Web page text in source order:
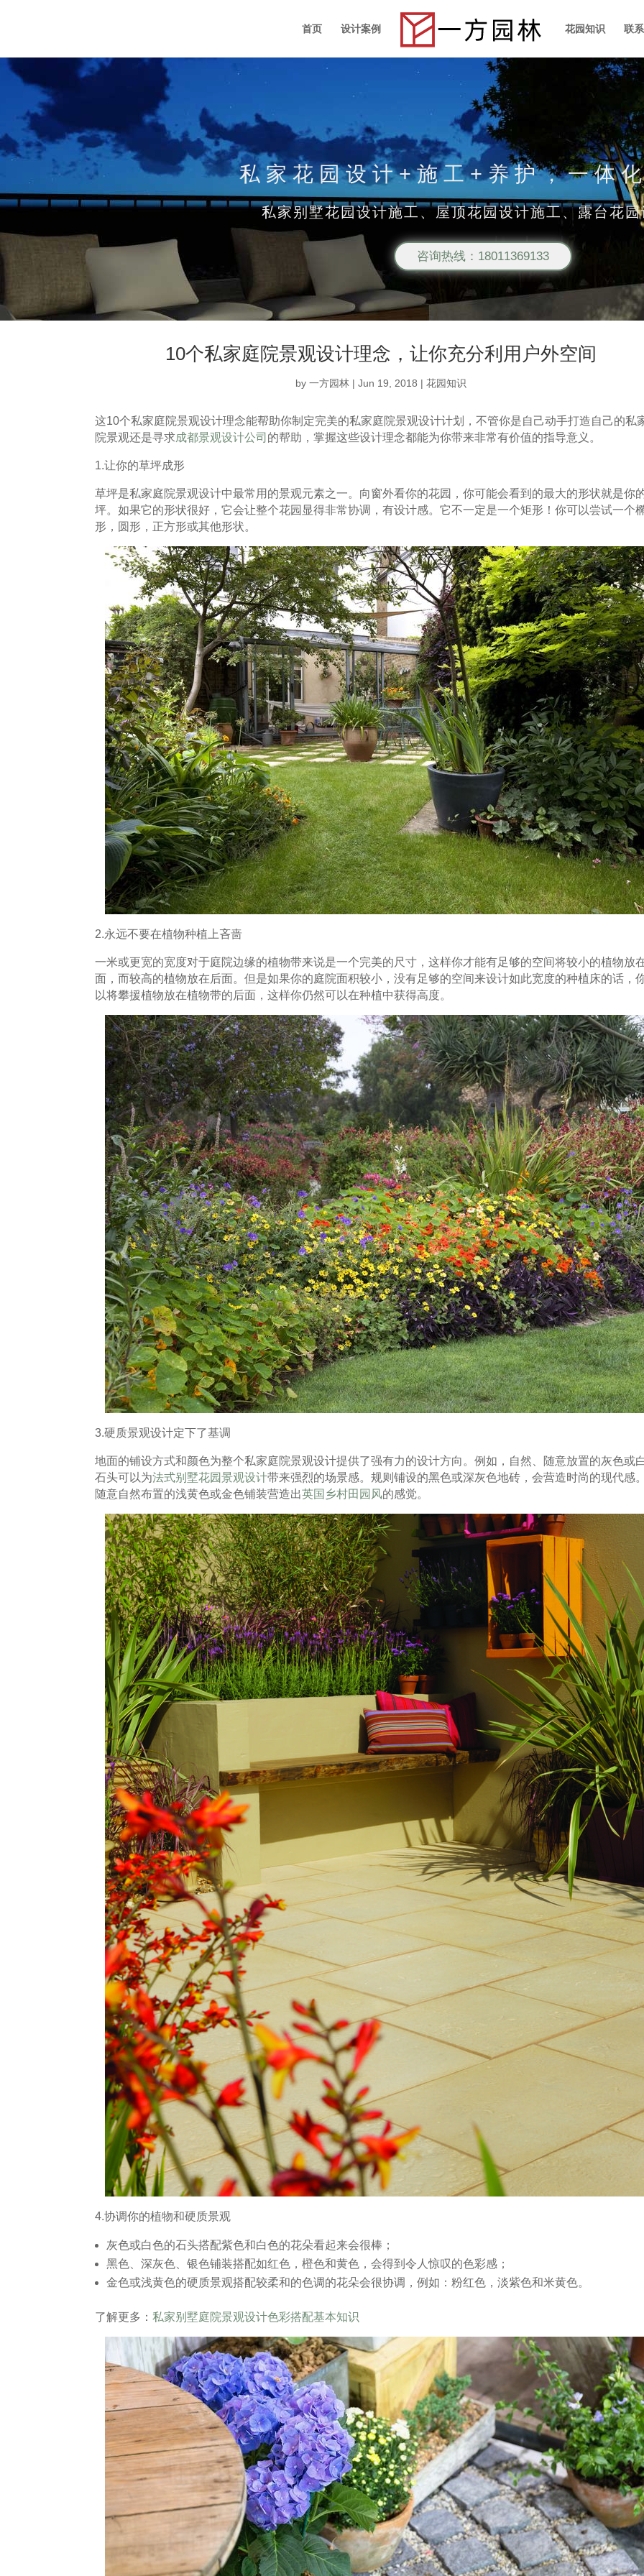
首页 设计案例 花园知识 联
私家花园设计+施工+养护，一体
私家别墅花园设计施工、屋顶花园设计施工、露台花
咨询热线：18011369133
10个私家庭院景观设计理念，让你充分利用户外空间
by 一方园林| Jun 19, 2018 | 花园知识
这10个私家庭院景观设计理念能帮助你制定完美的私家庭院景观设计计划，不管你是自己动手打造自己的私
院景观还是寻求成都景观设计公司 的帮助，掌握这些设计理念都能为你带来非常有价值的指导意义。
1.让你的草坪成形
草坪是私家庭院景观设计中最常用的景观元素之一。向窗外看你的花园，你可能会看到的最大的形状就是你
坪。如果它的形状很好，它会让整个花园显得非常协调，有设计感。它不一定是一个矩形！你可以尝试一个
形，圆形，正方形或其他形状。
2.永远不要在植物种植上吝啬
一米或更宽的宽度对于庭院边缘的植物带来说是一个完美的尺寸，这样你才能有足够的空间将较小的植物放
面，而较高的植物放在后面。但是如果你的庭院面积较小，没有足够的空间来设计如此宽度的种植床的话，
以将攀援植物放在植物带的后面，这样你仍然可以在种植中获得高度。
3.硬质景观设计定下了基调
地面的铺设方式和颜色为整个私家庭院景观设计提供了强有力的设计方向。例如，自然、随意放置的灰色或
石头可以为法式别墅花园景观设计带来强烈的场景感。规则铺设的黑色或深灰色地砖，会营造时尚的现代感
随意自然布置的浅黄色或金色铺装营造出英国乡村田园风的感觉。
4.协调你的植物和硬质景观
灰色或白色的石头搭配紫色和白色的花朵看起来会很棒；
黑色、深灰色、银色铺装搭配如红色，橙色和黄色，会得到令人惊叹的色彩感；
金色或浅黄色的硬质景观搭配较柔和的色调的花朵会很协调，例如：粉红色，淡紫色和米黄色。
了解更多： 私家别墅庭院景观设计色彩搭配基本知识